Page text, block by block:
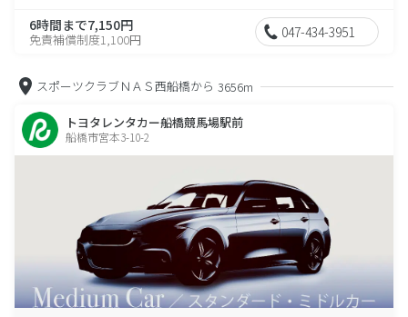
6時間まで7,150円
免責補償制度1,100円 047-434-3951
スポーツクラブＮＡＳ西船橋から 3656m
トヨタレンタカー船橋競馬場駅前
船橋市宮本3-10-2